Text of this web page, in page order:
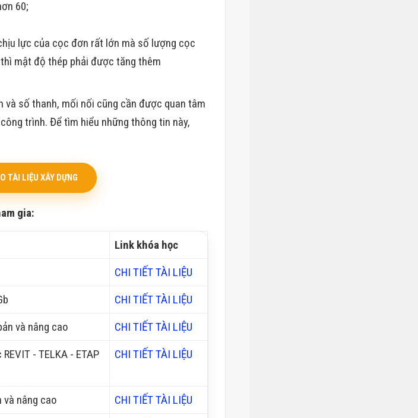
60;
lực của cọc đơn rất lớn mà số lượng cọc
mật độ thép phải được tăng thêm
số thanh, mối nối cũng cần được quan tâm
trình. Để tìm hiểu những thông tin này,
TÀI LIỆU XÂY DỰNG
gia:
Link khóa học
CHI TIẾT TÀI LIỆU
CHI TIẾT TÀI LIỆU
và nâng cao
CHI TIẾT TÀI LIỆU
- TELKA - ETAP
CHI TIẾT TÀI LIỆU
nâng cao
CHI TIẾT TÀI LIỆU